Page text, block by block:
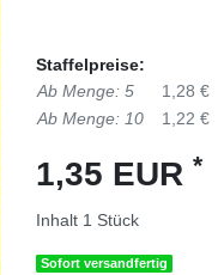
Staffelpreise:
Ab Menge: 5
1,28 €
Ab Menge: 10
1,22 €
1,35 EUR *
Inhalt 1 Stück
Sofort versandfertig